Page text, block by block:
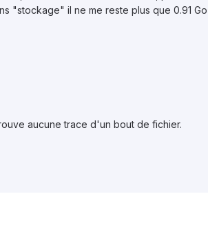
"stockage" il ne me reste plus que 0.91
aucune trace d'un bout de fichier.